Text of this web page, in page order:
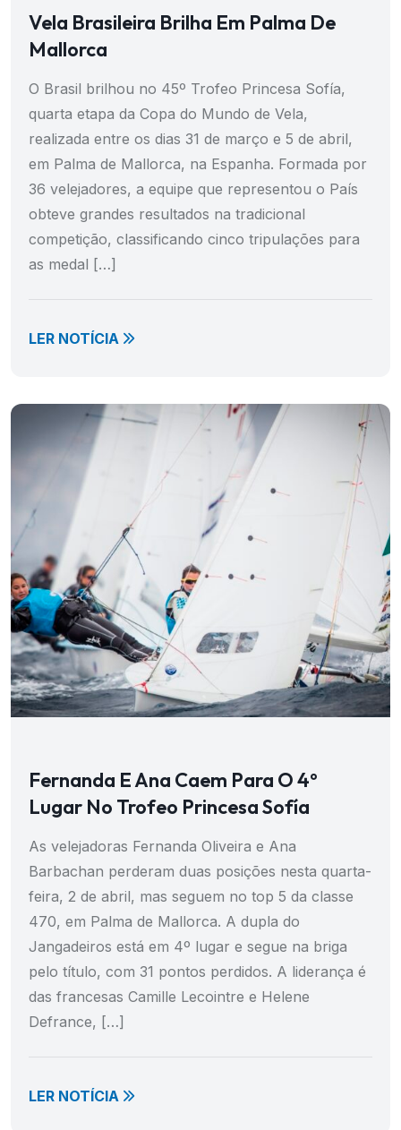
Vela Brasileira Brilha Em Palma De
Mallorca
O Brasil brilhou no 45º Trofeo Princesa Sofía,
quarta etapa da Copa do Mundo de Vela,
realizada entre os dias 31 de março e 5 de abril,
em Palma de Mallorca, na Espanha. Formada por
36 velejadores, a equipe que representou o País
obteve grandes resultados na tradicional
competição, classificando cinco tripulações para
as medal […]
LER NOTÍCIA
Fernanda E Ana Caem Para O 4º
Lugar No Trofeo Princesa Sofía
As velejadoras Fernanda Oliveira e Ana
Barbachan perderam duas posições nesta quarta-
feira, 2 de abril, mas seguem no top 5 da classe
470, em Palma de Mallorca. A dupla do
Jangadeiros está em 4º lugar e segue na briga
pelo título, com 31 pontos perdidos. A liderança é
das francesas Camille Lecointre e Helene
Defrance, […]
LER NOTÍCIA